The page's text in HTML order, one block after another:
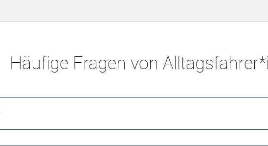
Häufige Fragen von